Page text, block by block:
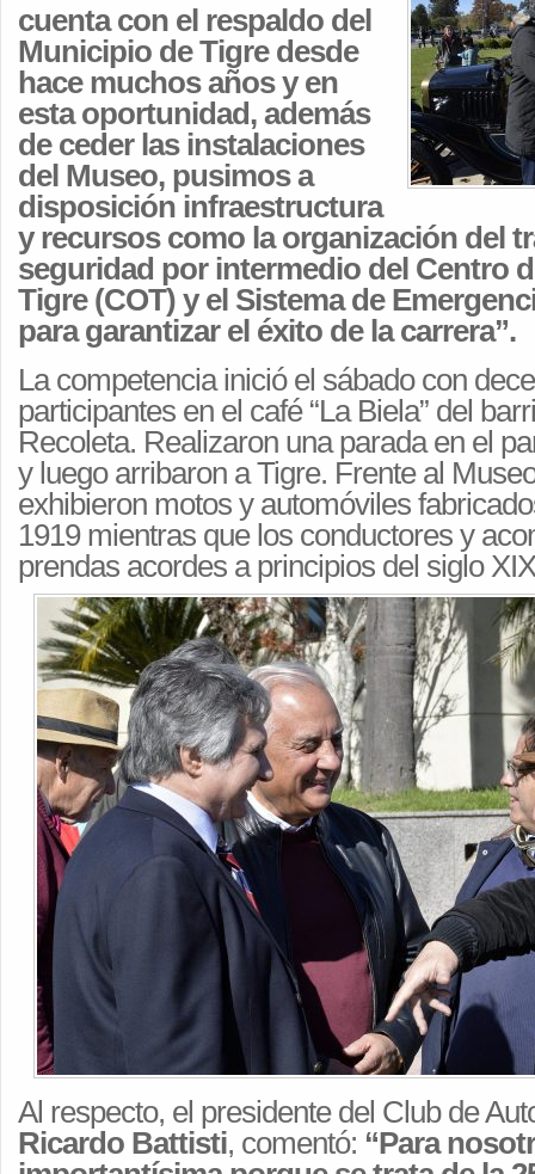
cuenta con el respaldo del
Municipio de Tigre desde
hace muchos años y en
esta oportunidad, además
de ceder las instalaciones
del Museo, pusimos a
disposición infraestructura
y recursos como la organización del
seguridad por intermedio del Centro
Tigre (COT) y el Sistema de
para garantizar el éxito de la carrera”.
La competencia inició el sábado con
participantes en el café “La Biela” del
Recoleta. Realizaron una parada en el
y luego arribaron a Tigre. Frente al
exhibieron motos y automóviles
1919 mientras que los conductores y
prendas acordes a principios del siglo
Al respecto, el presidente del Club de
Ricardo Battisti, comentó: “Para